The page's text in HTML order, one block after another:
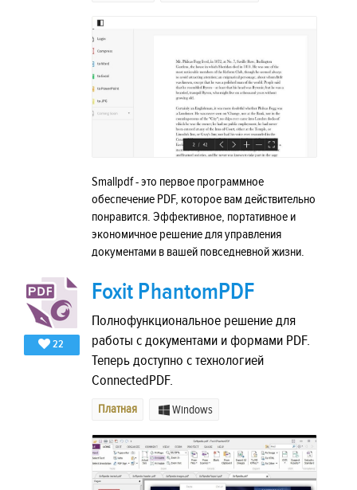
Smallpdf - это первое программное
обеспечение PDF, которое вам действительно
понравится. Эффективное, портативное и
экономичное решение для управления
документами в вашей повседневной жизни.
22
Foxit PhantomPDF
Полнофункциональное решение для
работы с документами и формами PDF.
Теперь доступно с технологией
ConnectedPDF.
Платная Windows